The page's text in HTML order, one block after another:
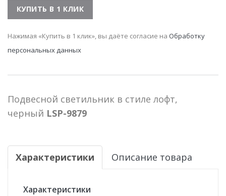
Нажимая «Купить в 1 клик», вы даёте согласие на Обработку
персональных данных
Подвесной светильник в стиле лофт,
черный LSP-9879
Характеристики Описание товара
Характеристики